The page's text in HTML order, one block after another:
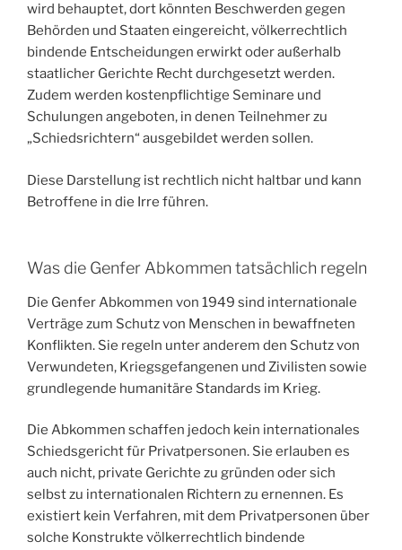
wird behauptet, dort könnten Beschwerden gegen
Behörden und Staaten eingereicht, völkerrechtlich
bindende Entscheidungen erwirkt oder außerhalb
staatlicher Gerichte Recht durchgesetzt werden.
Zudem werden kostenpflichtige Seminare und
Schulungen angeboten, in denen Teilnehmer zu
„Schiedsrichtern“ ausgebildet werden sollen.
Diese Darstellung ist rechtlich nicht haltbar und kann
Betroffene in die Irre führen.
Was die Genfer Abkommen tatsächlich regeln
Die Genfer Abkommen von 1949 sind internationale
Verträge zum Schutz von Menschen in bewaffneten
Konflikten. Sie regeln unter anderem den Schutz von
Verwundeten, Kriegsgefangenen und Zivilisten sowie
grundlegende humanitäre Standards im Krieg.
Die Abkommen schaffen jedoch kein internationales
Schiedsgericht für Privatpersonen. Sie erlauben es
auch nicht, private Gerichte zu gründen oder sich
selbst zu internationalen Richtern zu ernennen. Es
existiert kein Verfahren, mit dem Privatpersonen über
solche Konstrukte völkerrechtlich bindende